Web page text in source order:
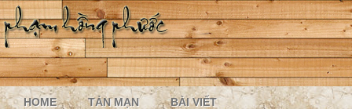
HOME TẢN MẠN BÀI VIẾT